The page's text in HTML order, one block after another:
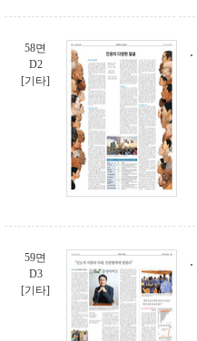
58면
D2
[기타]
59면
D3
[기타]